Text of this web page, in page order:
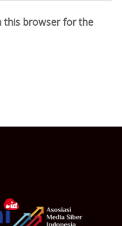
this browser for the